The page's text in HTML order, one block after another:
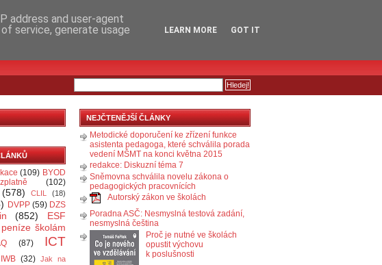
(109) BYOD
(102)
(578) CLIL (18)
DVPP (59) DZS
(852)
ESF
školám
(87)
ICT
IWB (32) Jak na
NEJČTENĚJŠÍ ČLÁNKY
Metodické doporučení ke zřízení funkce
asistenta pedagoga, které schválila porada
vedení MŠMT na konci května 2015
redakce: Diskuzní téma 7
Sněmovna schválila novelu zákona o
pedagogických pracovnících
Autorský zákon ve školách
Poradna ASČ: Nesmyslná testová zadání,
nesmyslná čeština
Proč je nutné ve školách
opustit výchovu
k poslušnosti
address and user-agent
service, generate usage
LEARN MORE GOT IT